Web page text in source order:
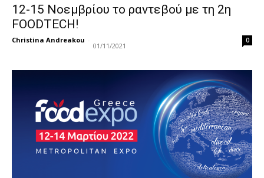
12-15 Νοεμβρίου το ραντεβού με τη 2η
FOODTECH!
Christina Andreakou -
01/11/2021
0